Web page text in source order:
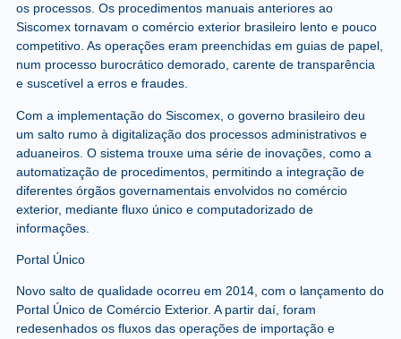
os processos. Os procedimentos manuais anteriores ao
Siscomex tornavam o comércio exterior brasileiro lento e pouco
competitivo. As operações eram preenchidas em guias de papel,
num processo burocrático demorado, carente de transparência
e suscetível a erros e fraudes.
Com a implementação do Siscomex, o governo brasileiro deu
um salto rumo à digitalização dos processos administrativos e
aduaneiros. O sistema trouxe uma série de inovações, como a
automatização de procedimentos, permitindo a integração de
diferentes órgãos governamentais envolvidos no comércio
exterior, mediante fluxo único e computadorizado de
informações.
Portal Único
Novo salto de qualidade ocorreu em 2014, com o lançamento do
Portal Único de Comércio Exterior. A partir daí, foram
redesenhados os fluxos das operações de importação e